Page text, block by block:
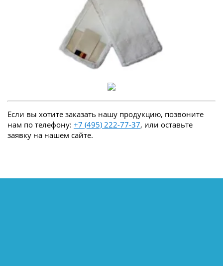
Если вы хотите заказать нашу продукцию, позвоните
нам по телефону: +7 (495) 222-77-37, или оставьте
заявку на нашем сайте.